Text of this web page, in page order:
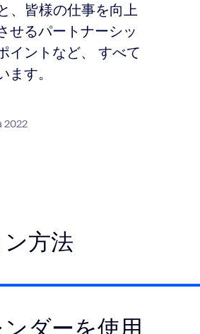
、皆様の仕事を向上
せるパートナーシッ
イントなど、 すべて
す。
2022
方法